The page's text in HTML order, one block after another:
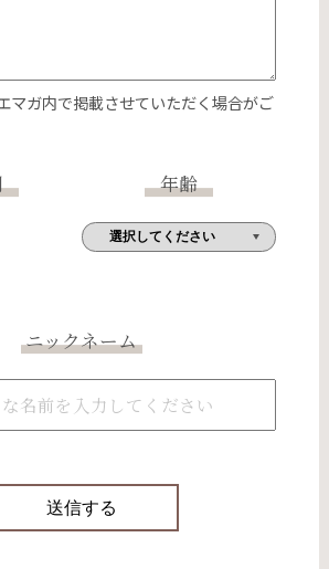
マガ内で掲載させていただく場合がご
年齢
ニックネーム